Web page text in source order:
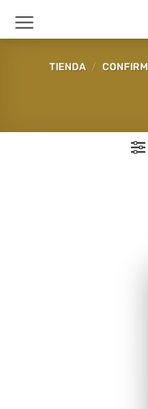
TIENDA /